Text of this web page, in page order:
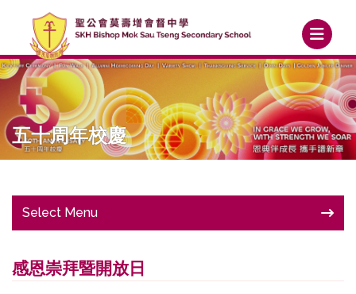
五十周年校慶
Select Menu
感恩崇拜暨開放日